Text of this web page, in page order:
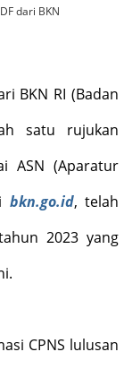
dari BKN
BKN RI (Badan
satu rujukan
ASN (Aparatur
bkn.go.id, telah
2023 yang
CPNS lulusan